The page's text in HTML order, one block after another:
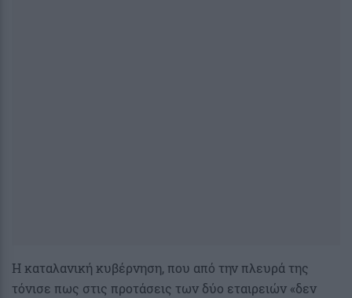
Η καταλανική κυβέρνηση, που από την πλευρά της
τόνισε πως στις προτάσεις των δύο εταιρειών «δεν